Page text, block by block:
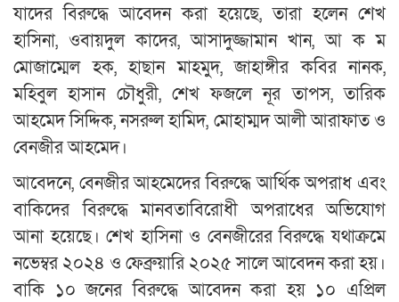
যাদের বিরুদ্ধে আবেদন করা হয়েছে, তারা হলেন শেখ
হাসিনা, ওবায়দুল কাদের, আসাদুজ্জামান খান, আ ক ম
মোজাম্মেল হক, হাছান মাহমুদ, জাহাঙ্গীর কবির নানক,
মহিবুল হাসান চৌধুরী, শেখ ফজলে নূর তাপস, তারিক
আহমেদ সিদ্দিক, নসরুল হামিদ, মোহাম্মদ আলী আরাফাত ও
বেনজীর আহমেদ।
আবেদনে, বেনজীর আহমেদের বিরুদ্ধে আর্থিক অপরাধ এবং
বাকিদের বিরুদ্ধে মানবতাবিরোধী অপরাধের অভিযোগ
আনা হয়েছে। শেখ হাসিনা ও বেনজীরের বিরুদ্ধে যথাক্রমে
নভেম্বর ২০২৪ ও ফেব্রুয়ারি ২০২৫ সালে আবেদন করা হয়।
বাকি ১০ জনের বিরুদ্ধে আবেদন করা হয় ১০ এপ্রিল